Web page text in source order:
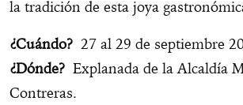
la tradición de esta joya
¿Cuándo? 27 al 29 de septiembre
¿Dónde? Explanada de la Alcaldía
Contreras.